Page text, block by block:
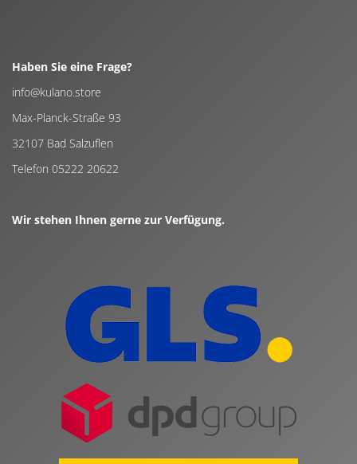
Haben Sie eine Frage?
info@kulano.store
Max-Planck-Straße 93
32107 Bad Salzuflen
Telefon 05222 20622
Wir stehen Ihnen gerne zur Verfügung.